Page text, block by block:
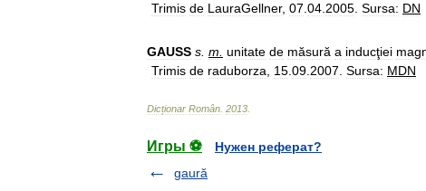
Trimis de LauraGellner, 07 04 2005 Sursa: DN
GAUSS s m unitate de măsură a inducţiei
Trimis de raduborza 15 09 2007 Sursa: MDN
Dicționar Român 2013
Игры ⚽
Нужен реферат?
gaură